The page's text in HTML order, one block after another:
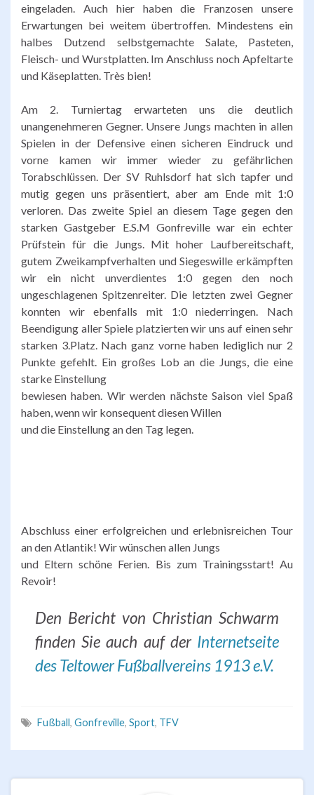
eingeladen. Auch hier haben die Franzosen unsere
Erwartungen bei weitem übertroffen. Mindestens ein
halbes Dutzend selbstgemachte Salate, Pasteten,
Fleisch- und Wurstplatten. Im Anschluss noch Apfeltarte
und Käseplatten. Très bien!
Am 2. Turniertag erwarteten uns die deutlich
unangenehmeren Gegner. Unsere Jungs machten in allen
Spielen in der Defensive einen sicheren Eindruck und
vorne kamen wir immer wieder zu gefährlichen
Torabschlüssen. Der SV Ruhlsdorf hat sich tapfer und
mutig gegen uns präsentiert, aber am Ende mit 1:0
verloren. Das zweite Spiel an diesem Tage gegen den
starken Gastgeber E.S.M Gonfreville war ein echter
Prüfstein für die Jungs. Mit hoher Laufbereitschaft,
gutem Zweikampfverhalten und Siegeswille erkämpften
wir ein nicht unverdientes 1:0 gegen den noch
ungeschlagenen Spitzenreiter. Die letzten zwei Gegner
konnten wir ebenfalls mit 1:0 niederringen. Nach
Beendigung aller Spiele platzierten wir uns auf einen sehr
starken 3.Platz. Nach ganz vorne haben lediglich nur 2
Punkte gefehlt. Ein großes Lob an die Jungs, die eine
starke Einstellung
bewiesen haben. Wir werden nächste Saison viel Spaß
haben, wenn wir konsequent diesen Willen
und die Einstellung an den Tag legen.
Abschluss einer erfolgreichen und erlebnisreichen Tour
an den Atlantik! Wir wünschen allen Jungs
und Eltern schöne Ferien. Bis zum Trainingsstart! Au
Revoir!
Den Bericht von Christian Schwarm
finden Sie auch auf der Internetseite
des Teltower Fußballvereins 1913 e.V.
Fußball, Gonfreville, Sport, TFV